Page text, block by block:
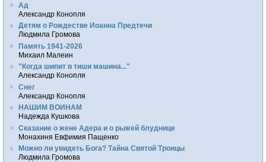
Ад
Александр Конопля
Детям о Рождестве Иоанна Предтечи
Людмила Громова
Память 1941-2026
Михаил Малеин
"Когда шипит в тиши машина..."
Александр Конопля
Снег
Александр Конопля
НАШИМ ВОИНАМ
Надежда Кушкова
Сказание о жене Адера и о рыжей блуднице
Монахиня Евфимия Пащенко
Можно ли увидеть Бога? Тайна Святой Троицы
Людмила Громова